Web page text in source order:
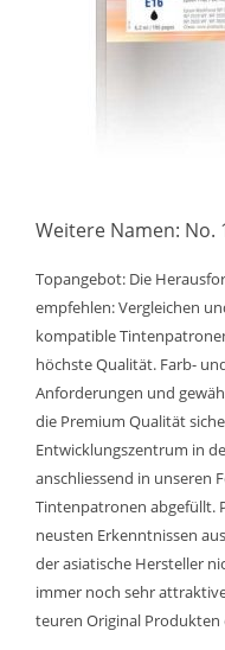
Weitere Namen: No.
Topangebot: Die
empfehlen: Vergleichen
kompatible
höchste Qualität. Farb-
Anforderungen und
die Premium Qualität
Entwicklungszentrum in
anschliessend in unseren
Tintenpatronen abgefüllt.
neusten Erkenntnissen
der asiatische Hersteller
immer noch sehr
teuren Original